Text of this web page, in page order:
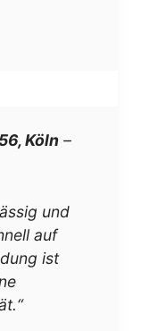
Köln –
und
auf
ist